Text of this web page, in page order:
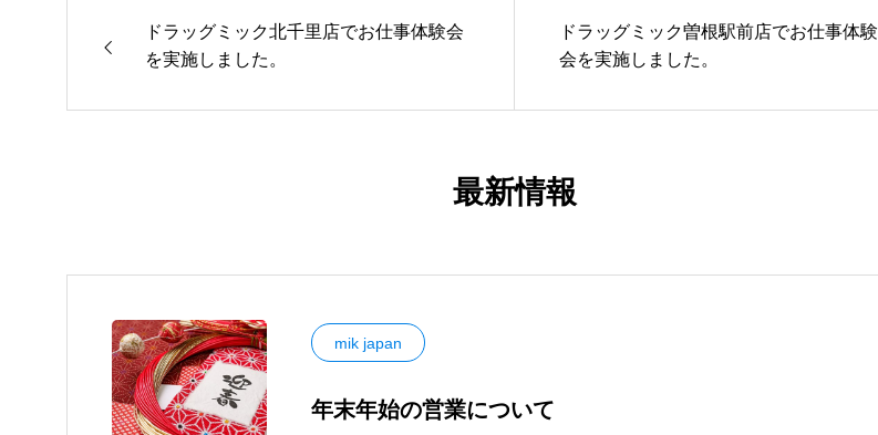
ドラッグミック北千里店でお仕事体験会
を実施しました。
ドラッグミック曽根駅前店でお仕事体験
会を実施しました。
最新情報
mik japan
年末年始の営業について